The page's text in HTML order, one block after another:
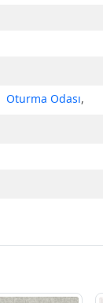
Oturma Odası,